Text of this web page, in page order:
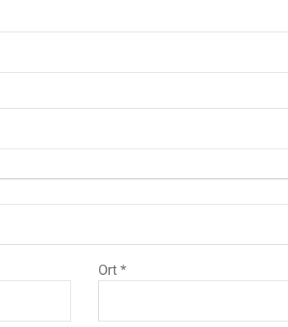
Ort*